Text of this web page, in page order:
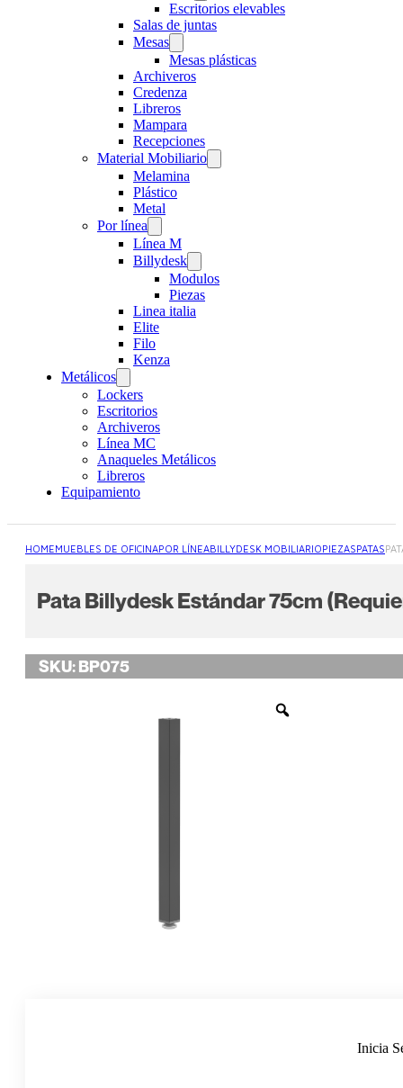
Escritorios elevables
Salas de juntas
Mesas
Mesas plásticas
Archiveros
Credenza
Libreros
Mampara
Recepciones
Material Mobiliario
Melamina
Plástico
Metal
Por línea
Línea M
Billydesk
Modulos
Piezas
Linea italia
Elite
Filo
Kenza
Metálicos
Lockers
Escritorios
Archiveros
Línea MC
Anaqueles Metálicos
Libreros
Equipamiento
HOMEMUEBLES DE OFICINAPOR LÍNEABILLYDESK MOBILIARIOPIEZASPATAS
Pata Billydesk Estándar 75cm
SKU:BP075
Inicia